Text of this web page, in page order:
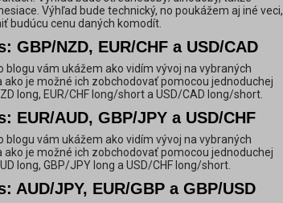
Výhľad bude technický, no poukážem aj iné veci,
budúcu cenu daných komodít.
GBP/NZD, EUR/CHF a USD/CAD
blogu vám ukážem ako vidím vývoj na vybraných
ako je možné ich zobchodovať pomocou jednoduchej
long, EUR/CHF long/short a USD/CAD long/short.
EUR/AUD, GBP/JPY a USD/CHF
blogu vám ukážem ako vidím vývoj na vybraných
ako je možné ich zobchodovať pomocou jednoduchej
long, GBP/JPY long a USD/CHF long/short.
AUD/JPY, EUR/GBP a GBP/USD